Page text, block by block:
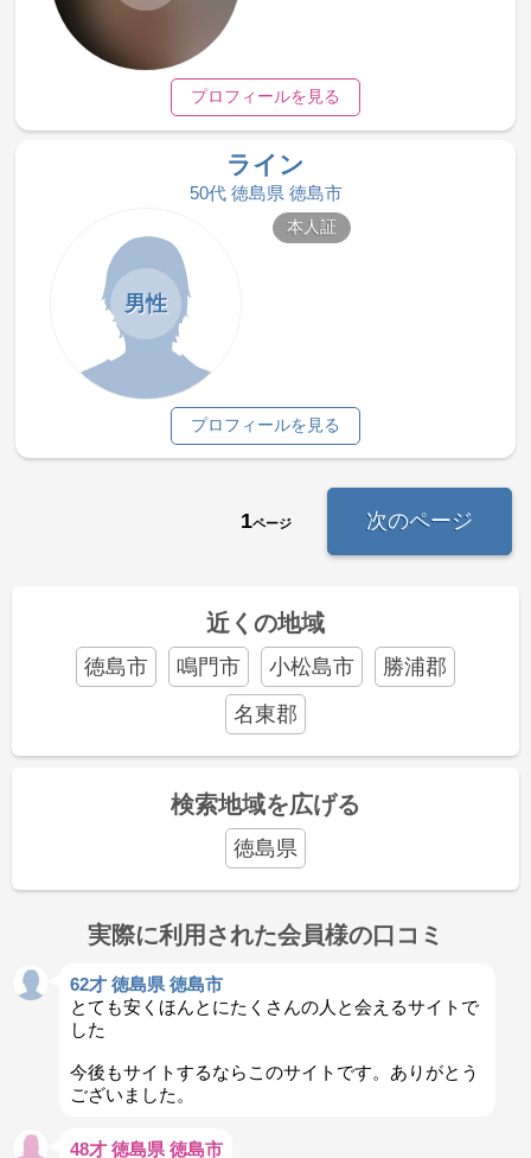
プロフィールを見る
ライン
50代 徳島県 徳島市
男性
本人証
プロフィールを見る
1ページ 次のページ
近くの地域
徳島市 鳴門市 小松島市
勝浦郡
名東郡
検索地域を広げる
徳島県
実際に利用された会員様の口コミ
62才 徳島県 徳島市
とても安くほんとにたくさんの人と会えるサイトで
した
今後もサイトするならこのサイトです。ありがとう
ございました。
48才 徳島県 徳島市